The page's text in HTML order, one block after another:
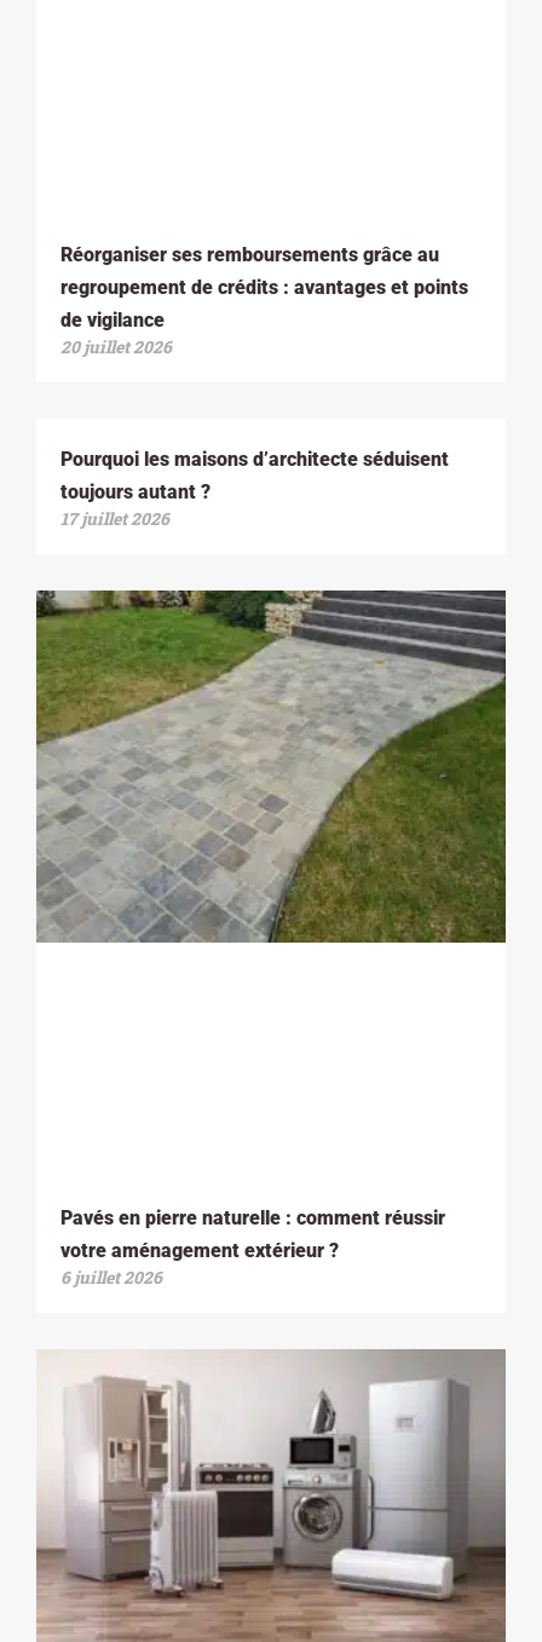
Réorganiser ses remboursements grâce au
regroupement de crédits : avantages et points
de vigilance
20 juillet 2026
Pourquoi les maisons d’architecte séduisent
toujours autant ?
17 juillet 2026
Pavés en pierre naturelle : comment réussir
votre aménagement extérieur ?
6 juillet 2026